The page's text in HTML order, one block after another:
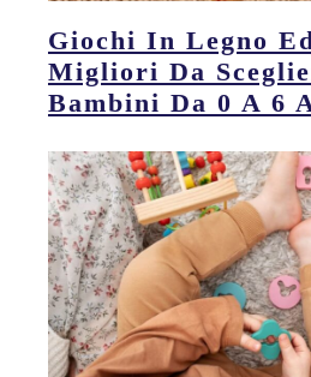
Giochi In Legno
Migliori Da
Bambini Da 0 A 6